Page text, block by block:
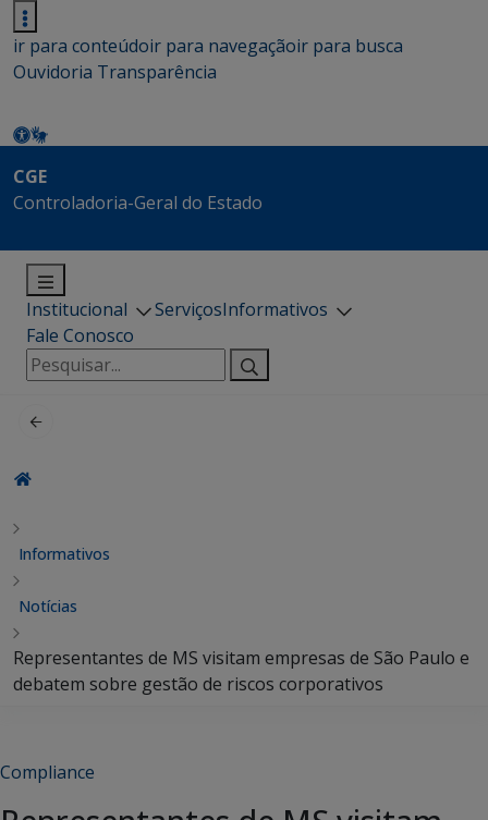
ir para conteúdoir para navegaçãoir para busca
Ouvidoria Transparência
CGE
Controladoria-Geral do Estado
Institucional ServiçosInformativos
Fale Conosco
Pesquisar
por:
Informativos
Notícias
Representantes de MS visitam empresas de São Paulo e
debatem sobre gestão de riscos corporativos
Compliance